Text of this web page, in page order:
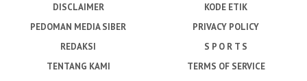
DISCLAIMER
KODE ETIK
PEDOMAN MEDIA SIBER
PRIVACY POLICY
REDAKSI
S P O R T S
TENTANG KAMI
TERMS OF SERVICE